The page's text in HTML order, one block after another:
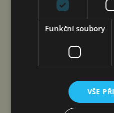
COOLITA
INDONÉSKOU
MEDIA ALLIANCE
S PŘEDNÍMI
Funkční soubory
VŠE